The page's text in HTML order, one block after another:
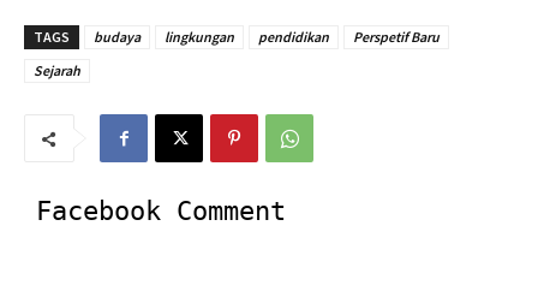
TAGS budaya lingkungan pendidikan
Perspetif Baru
Sejarah
Facebook Comment